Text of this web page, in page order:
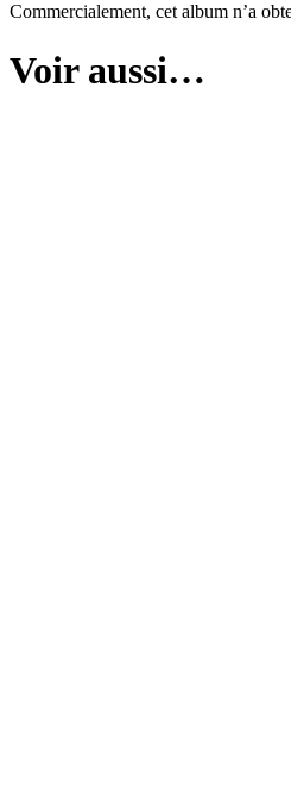
Commercialement, cet album n’a
Voir aussi…